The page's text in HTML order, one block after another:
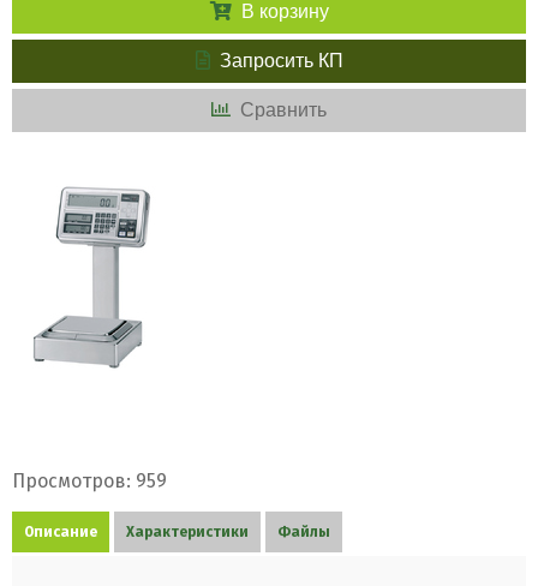
В корзину
Запросить КП
Сравнить
Просмотров: 959
Описание Характеристики Файлы